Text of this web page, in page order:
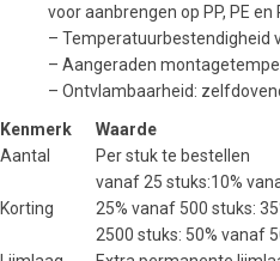
voor aanbrengen op PP, PE
– Temperatuurbestendigheid
– Aangeraden
– Ontvlambaarheid:
Kenmerk
Waarde
Aantal
Per stuk te bestellen
Korting
vanaf 25 stuks:10%
25% vanaf 500 stuks:
2500 stuks: 50% vanaf